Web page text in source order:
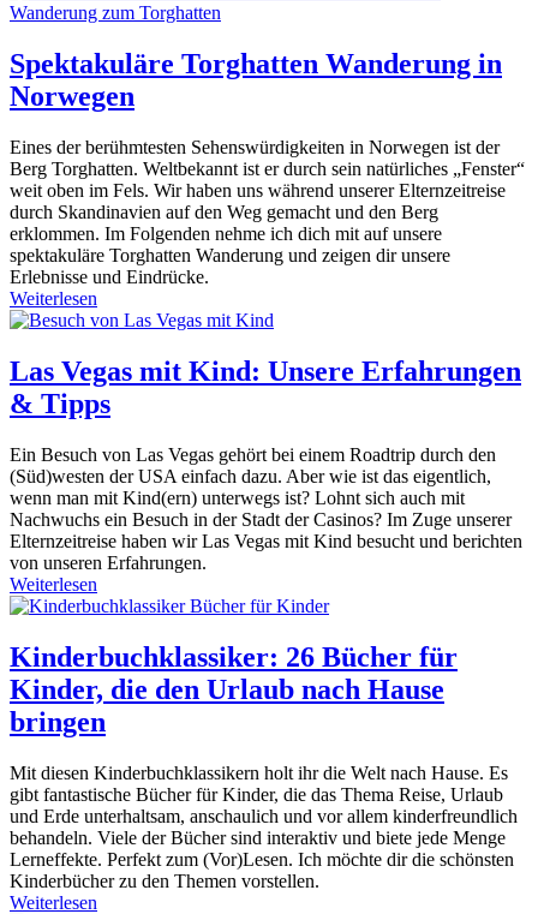
Spektakuläre Torghatten Wanderung in
Norwegen
Eines der berühmtesten Sehenswürdigkeiten in Norwegen ist der
Berg Torghatten. Weltbekannt ist er durch sein natürliches „Fenster“
weit oben im Fels. Wir haben uns während unserer Elternzeitreise
durch Skandinavien auf den Weg gemacht und den Berg
erklommen. Im Folgenden nehme ich dich mit auf unsere
spektakuläre Torghatten Wanderung und zeigen dir unsere
Erlebnisse und Eindrücke.
Weiterlesen
Las Vegas mit Kind: Unsere Erfahrungen
& Tipps
Ein Besuch von Las Vegas gehört bei einem Roadtrip durch den
(Süd)westen der USA einfach dazu. Aber wie ist das eigentlich,
wenn man mit Kind(ern) unterwegs ist? Lohnt sich auch mit
Nachwuchs ein Besuch in der Stadt der Casinos? Im Zuge unserer
Elternzeitreise haben wir Las Vegas mit Kind besucht und berichten
von unseren Erfahrungen.
Weiterlesen
Kinderbuchklassiker: 26 Bücher für
Kinder, die den Urlaub nach Hause
bringen
Mit diesen Kinderbuchklassikern holt ihr die Welt nach Hause. Es
gibt fantastische Bücher für Kinder, die das Thema Reise, Urlaub
und Erde unterhaltsam, anschaulich und vor allem kinderfreundlich
behandeln. Viele der Bücher sind interaktiv und biete jede Menge
Lerneffekte. Perfekt zum (Vor)Lesen. Ich möchte dir die schönsten
Kinderbücher zu den Themen vorstellen.
Weiterlesen